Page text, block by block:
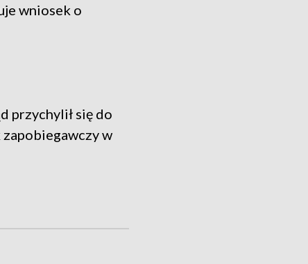
wniosek o
przychylił się do
w